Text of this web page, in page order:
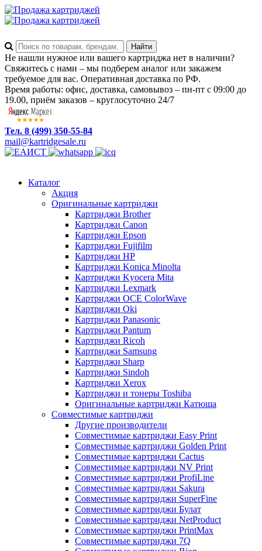
Не нашли нужное или вашего картриджа нет в наличии?
Свяжитесь с нами – мы подберем аналог или закажем
требуемое для вас. Оперативная доставка по РФ.
Время работы: офис, доставка, самовывоз – пн-пт с 09:00 до
19.00, приём заказов – круглосуточно 24/7
Тел. 8 (499) 350-55-84
mail@kartridgesale.ru
Каталог
Акция
Оригинальные картриджи
Картриджи Brother
Картриджи Canon
Картриджи Epson
Картриджи Fujifilm
Картриджи HP
Картриджи Konica Minolta
Картриджи Kyocera Mita
Картриджи Lexmark
Картриджи OCE ColorWave
Картриджи Oki
Картриджи Panasonic
Картриджи Pantum
Картриджи Ricoh
Картриджи Samsung
Картриджи Sharp
Картриджи Sindoh
Картриджи Xerox
Картриджи и тонеры Toshiba
Оригинальные картриджи Катюша
Совместимые картриджи
Другие производители
Совместимые картриджи Easy Print
Совместимые картриджи Golden Print
Совместимые картриджи Cactus
Совместимые картриджи NV Print
Совместимые картриджи ProfiLine
Совместимые картриджи Sakura
Совместимые картриджи SuperFine
Совместимые картриджи Булат
Совместимые картриджи NetProduct
Совместимые картриджи PrintMax
Совместимые картриджи 7Q